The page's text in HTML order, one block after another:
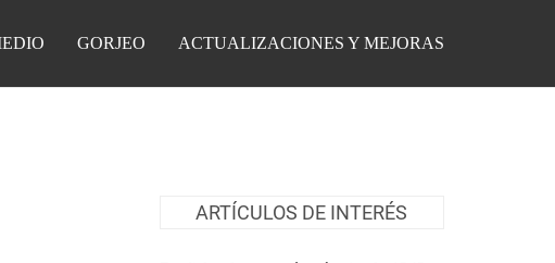
GORJEO ACTUALIZACIONES Y MEJORAS
ARTÍCULOS DE INTERÉS